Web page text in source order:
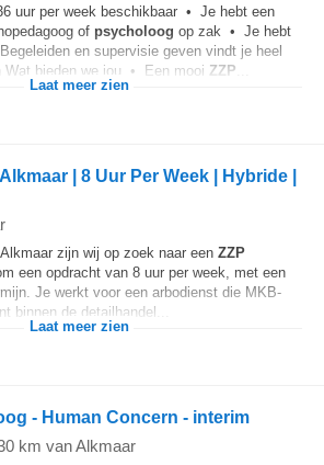
uur per week beschikbaar • Je hebt een
of psycholoog op zak • Je hebt
en supervisie geven vindt je heel
Wat bieden we jou • Een mooi ZZP
Laat meer zien
| 8 Uur Per Week | Hybride |
zijn wij op zoek naar een ZZP
een opdracht van 8 uur per week, met een
Je werkt voor een arbodienst die MKB-
binnen de detailhandel...
Laat meer zien
- Human Concern - interim
km van Alkmaar